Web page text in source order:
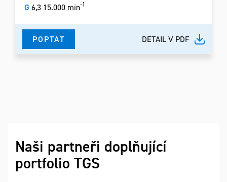
G 6,3 15.000 min-1
POPTAT DETAIL V PDF
Naši partneři doplňující
portfolio TGS